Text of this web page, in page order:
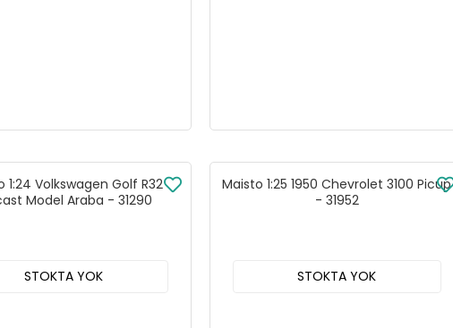
1:24 Volkswagen Golf R32
Model Araba - 31290
STOKTA YOK
Maisto 1:25 1950 Chevrolet 3100 Picup
- 31952
STOKTA YOK